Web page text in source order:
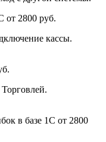
от 2800 руб.
кассы.
в базе 1С от 2800